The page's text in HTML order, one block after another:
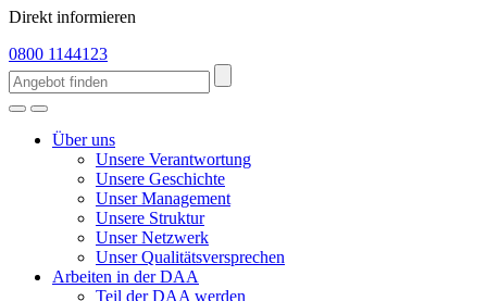
Direkt informieren
0800 1144123
Über uns
Unsere Verantwortung
Unsere Geschichte
Unser Management
Unsere Struktur
Unser Netzwerk
Unser Qualitätsversprechen
Arbeiten in der DAA
Teil der DAA werden